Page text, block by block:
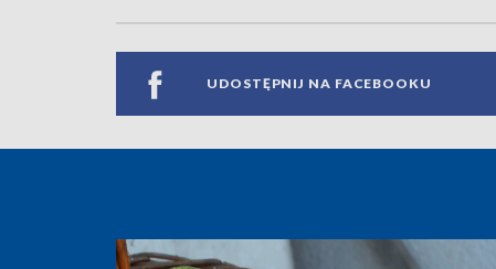
UDOSTĘPNIJ NA FACEBOOKU